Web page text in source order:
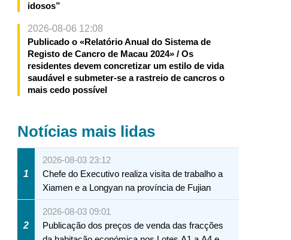
idosos”
2026-08-06 12:08
Publicado o «Relatório Anual do Sistema de
Registo de Cancro de Macau 2024» / Os
residentes devem concretizar um estilo de vida
saudável e submeter-se a rastreio de cancros o
mais cedo possível
Notícias mais lidas
1
2026-08-03 23:12
Chefe do Executivo realiza visita de trabalho a
Xiamen e a Longyan na província de Fujian
2
2026-08-03 09:01
Publicação dos preços de venda das fracções